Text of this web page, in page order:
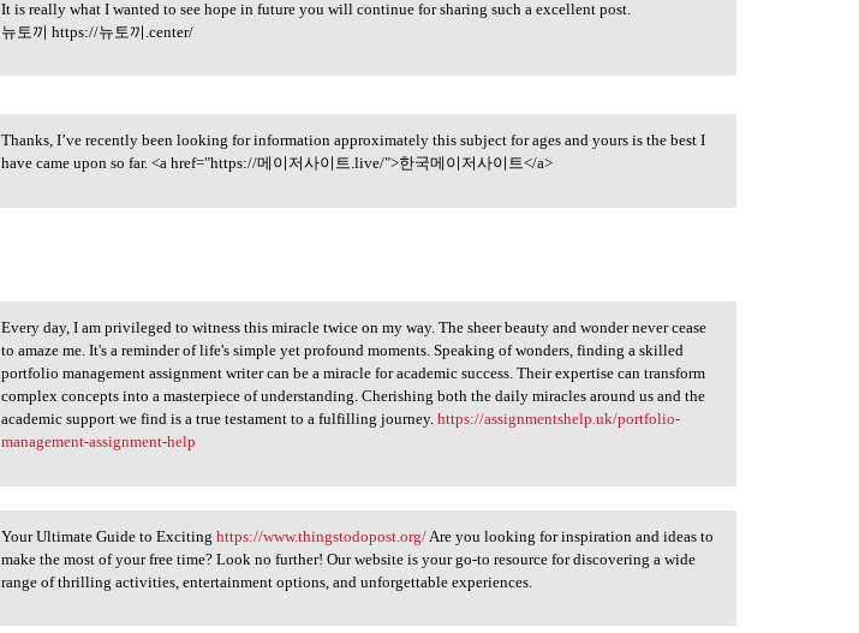
It is really what I wanted to
It is really what I wanted to see hope in future you will continue for sharing such a excellent post.
뉴토끼 https://뉴토끼.center/
Thanks, I’ve recently been
Thanks, I’ve recently been looking for information approximately this subject for ages and yours is the best I
have came upon so far. <a href="https://메이저사이트.live/">한국메이저사이트</a>
Every day, I am privileged to
Every day, I am privileged to witness this miracle twice on my way. The sheer beauty and wonder never cease
to amaze me. It's a reminder of life's simple yet profound moments. Speaking of wonders, finding a skilled
portfolio management assignment writer can be a miracle for academic success. Their expertise can transform
complex concepts into a masterpiece of understanding. Cherishing both the daily miracles around us and the
academic support we find is a true testament to a fulfilling journey.https://assignmentshelp.uk/portfolio-
management-assignment-help
Your Ultimate Guide to
Your Ultimate Guide to Excitinghttps://www.thingstodopost.org/ Are you looking for inspiration and ideas to
make the most of your free time? Look no further! Our website is your go-to resource for discovering a wide
range of thrilling activities, entertainment options, and unforgettable experiences.